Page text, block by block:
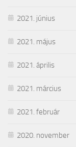
2021. június
2021. május
2021. április
2021. március
2021. február
2020. november